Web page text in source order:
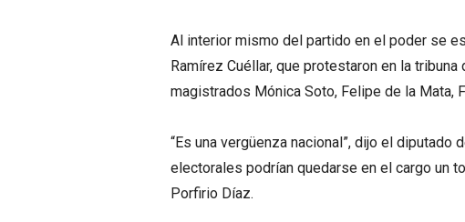
Al interior mismo del partido en el poder se
Ramírez Cuéllar, que protestaron en la
magistrados Mónica Soto, Felipe de la Mata,
“Es una vergüenza nacional”, dijo el
electorales podrían quedarse en el cargo un
Porfirio Díaz.